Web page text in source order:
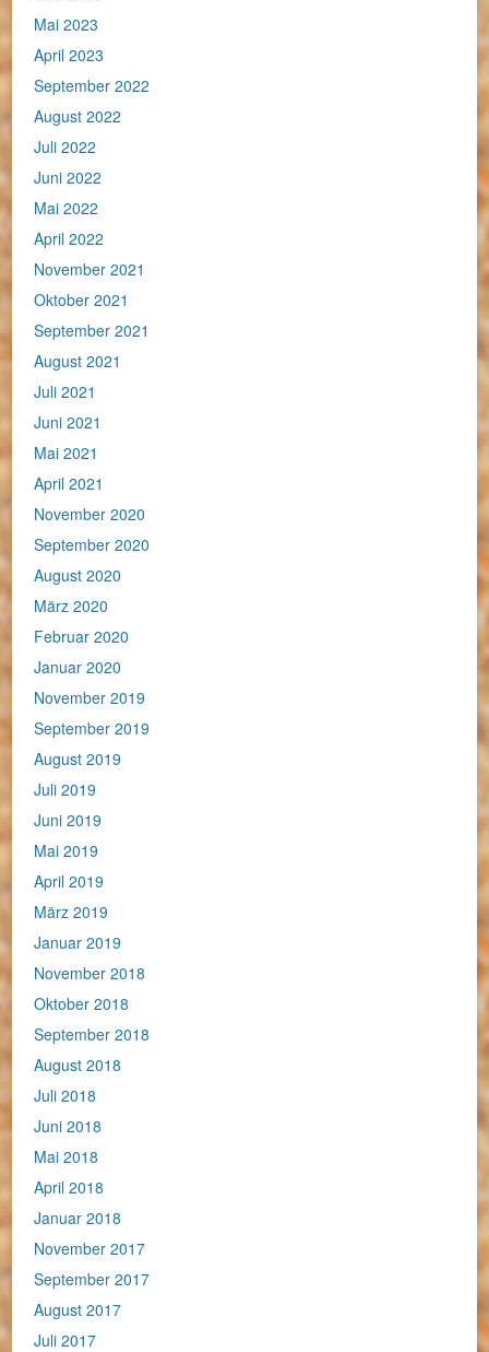
Mai 2023
April 2023
September 2022
August 2022
Juli 2022
Juni 2022
Mai 2022
April 2022
November 2021
Oktober 2021
September 2021
August 2021
Juli 2021
Juni 2021
Mai 2021
April 2021
November 2020
September 2020
August 2020
März 2020
Februar 2020
Januar 2020
November 2019
September 2019
August 2019
Juli 2019
Juni 2019
Mai 2019
April 2019
März 2019
Januar 2019
November 2018
Oktober 2018
September 2018
August 2018
Juli 2018
Juni 2018
Mai 2018
April 2018
Januar 2018
November 2017
September 2017
August 2017
Juli 2017